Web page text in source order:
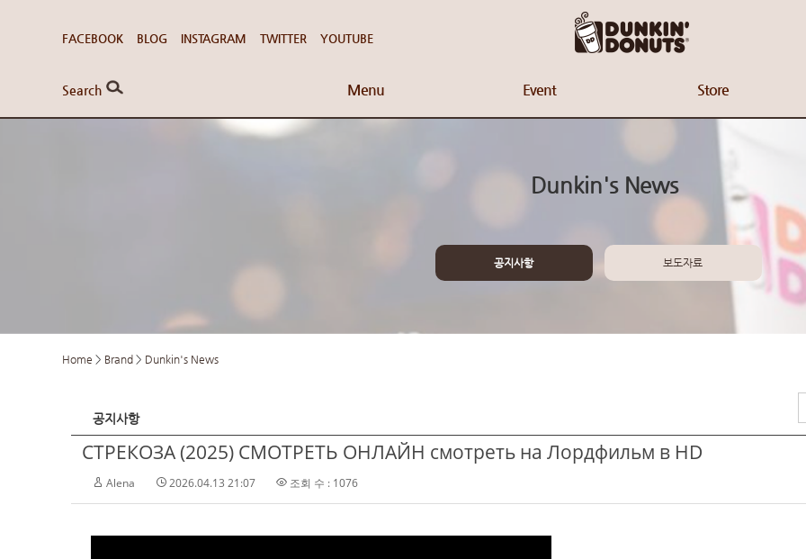
FACEBOOK BLOG INSTAGRAM TWITTER YOUTUBE
Search Menu Event Store
Dunkin's News
Home > Brand > Dunkin's News
공지사항 보도자료
공지사항
СТРЕКОЗА (2025) СМОТРЕТЬ ОНЛАЙН смотреть на Лордфильм в HD
Alena 2026.04.13 21:07 조회 수 : 1076